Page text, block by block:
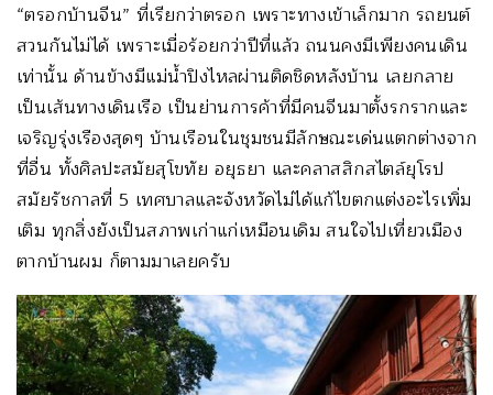
“ตรอกบ้านจีน” ที่เรียกว่าตรอก เพราะทางเข้าเล็กมาก รถยนต์
สวนกันไม่ได้ เพราะเมื่อร้อยกว่าปีที่แล้ว ถนนคงมีเพียงคนเดิน
เท่านั้น ด้านข้างมีแม่น้ำปิงไหลผ่านติดชิดหลังบ้าน เลยกลาย
เป็นเส้นทางเดินเรือ เป็นย่านการค้าที่มีคนจีนมาตั้งรกรากและ
เจริญรุ่งเรืองสุดๆ บ้านเรือนในชุมชนมีลักษณะเด่นแตกต่างจาก
ที่อื่น ทั้งศิลปะสมัยสุโขทัย อยุธยา และคลาสสิกสไตล์ยุโรป
สมัยรัชกาลที่ 5 เทศบาลและจังหวัดไม่ได้แก้ไขตกแต่งอะไรเพิ่ม
เติม ทุกสิ่งยังเป็นสภาพเก่าแก่เหมือนเดิม สนใจไปเที่ยวเมือง
ตากบ้านผม ก็ตามมาเลยครับ